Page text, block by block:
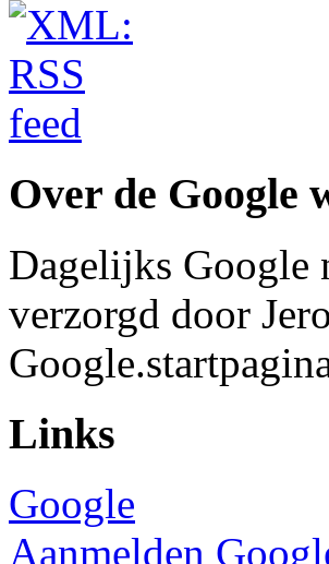
Over de Google
Dagelijks Google
verzorgd door
Links
Google
Aanmelden